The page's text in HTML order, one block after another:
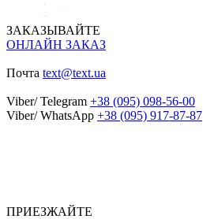
ЗАКАЗЫВАЙТЕ
ОНЛАЙН ЗАКАЗ
Почта text@text.ua
Viber/ Telegram +38 (095) 098-56-00
Viber/ WhatsApp +38 (095) 917-87-87
ПРИЕЗЖАЙТЕ